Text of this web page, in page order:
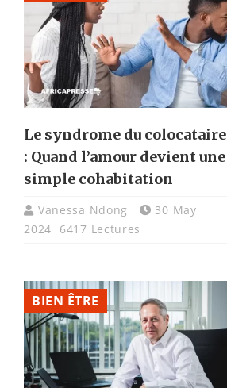
Le syndrome du colocataire
: Quand l’amour devient une
simple cohabitation
Vanessa Ndong
30 May
2024
6417 Lectures
BIEN ÊTRE